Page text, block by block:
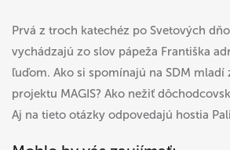
Prvá z troch katechéz po Svetových
vychádzajú zo slov pápeža Františka
ľuďom. Ako si spomínajú na SDM mladí
projektu MAGIS? Ako nežiť
Aj na tieto otázky odpovedajú hostia